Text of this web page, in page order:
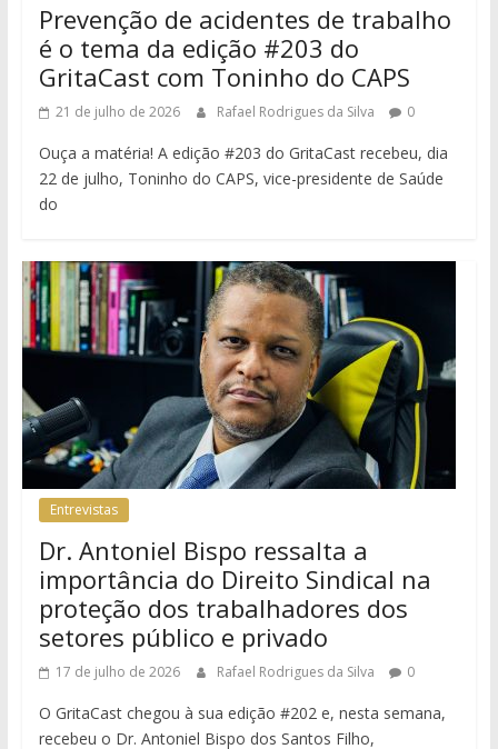
Prevenção de acidentes de trabalho
é o tema da edição #203 do
GritaCast com Toninho do CAPS
21 de julho de 2026 Rafael Rodrigues da Silva 0
Ouça a matéria! A edição #203 do GritaCast recebeu, dia
22 de julho, Toninho do CAPS, vice-presidente de Saúde
do
Entrevistas
Dr. Antoniel Bispo ressalta a
importância do Direito Sindical na
proteção dos trabalhadores dos
setores público e privado
17 de julho de 2026 Rafael Rodrigues da Silva 0
O GritaCast chegou à sua edição #202 e, nesta semana,
recebeu o Dr. Antoniel Bispo dos Santos Filho,